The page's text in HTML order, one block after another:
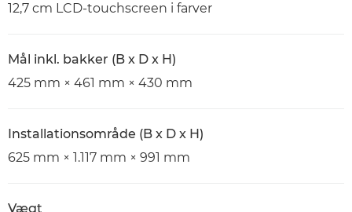
12,7 cm LCD-touchscreen i farver
Mål inkl. bakker (B x D x H)
425 mm × 461 mm × 430 mm
Installationsområde (B x D x H)
625 mm × 1.117 mm × 991 mm
Vægt